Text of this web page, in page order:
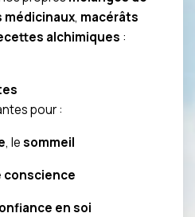
médicinaux, macérâts
alchimiques :
pour :
, lesommeil
conscience
en soi